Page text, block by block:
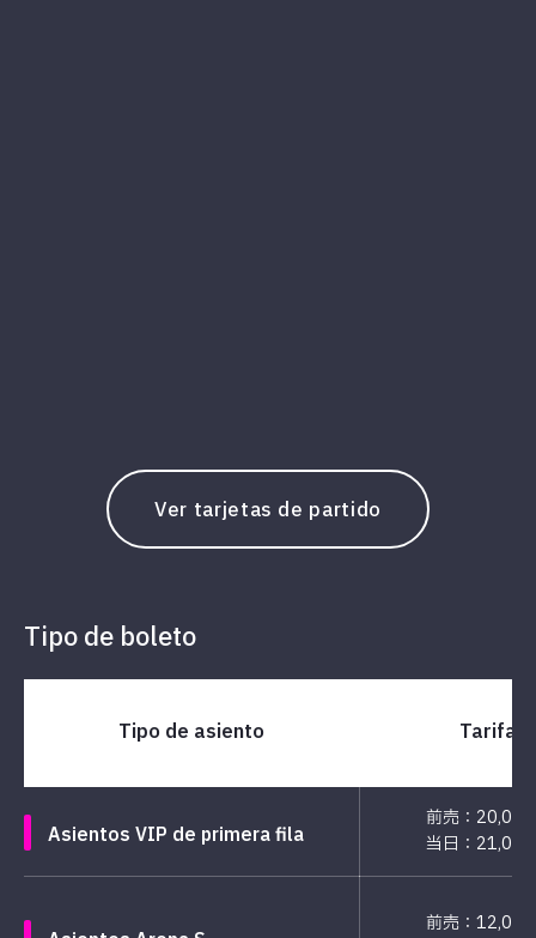
Ver tarjetas de partido
Tipo de boleto
Tipo de asiento Tarifa
Asientos VIP de primera fila
前売：
当日：
前売：